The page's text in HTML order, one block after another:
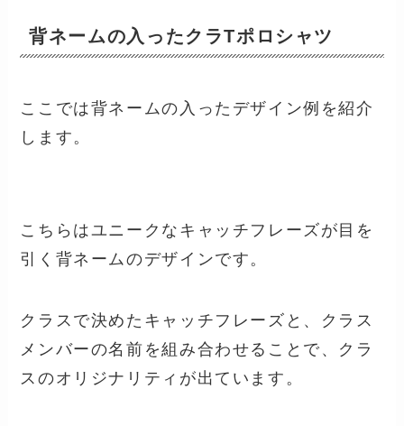
背ネームの入ったクラTポロシャツ
ここでは背ネームの入ったデザイン例を紹介
します。
こちらはユニークなキャッチフレーズが目を
引く背ネームのデザインです。
クラスで決めたキャッチフレーズと、クラス
メンバーの名前を組み合わせることで、クラ
スのオリジナリティが出ています。